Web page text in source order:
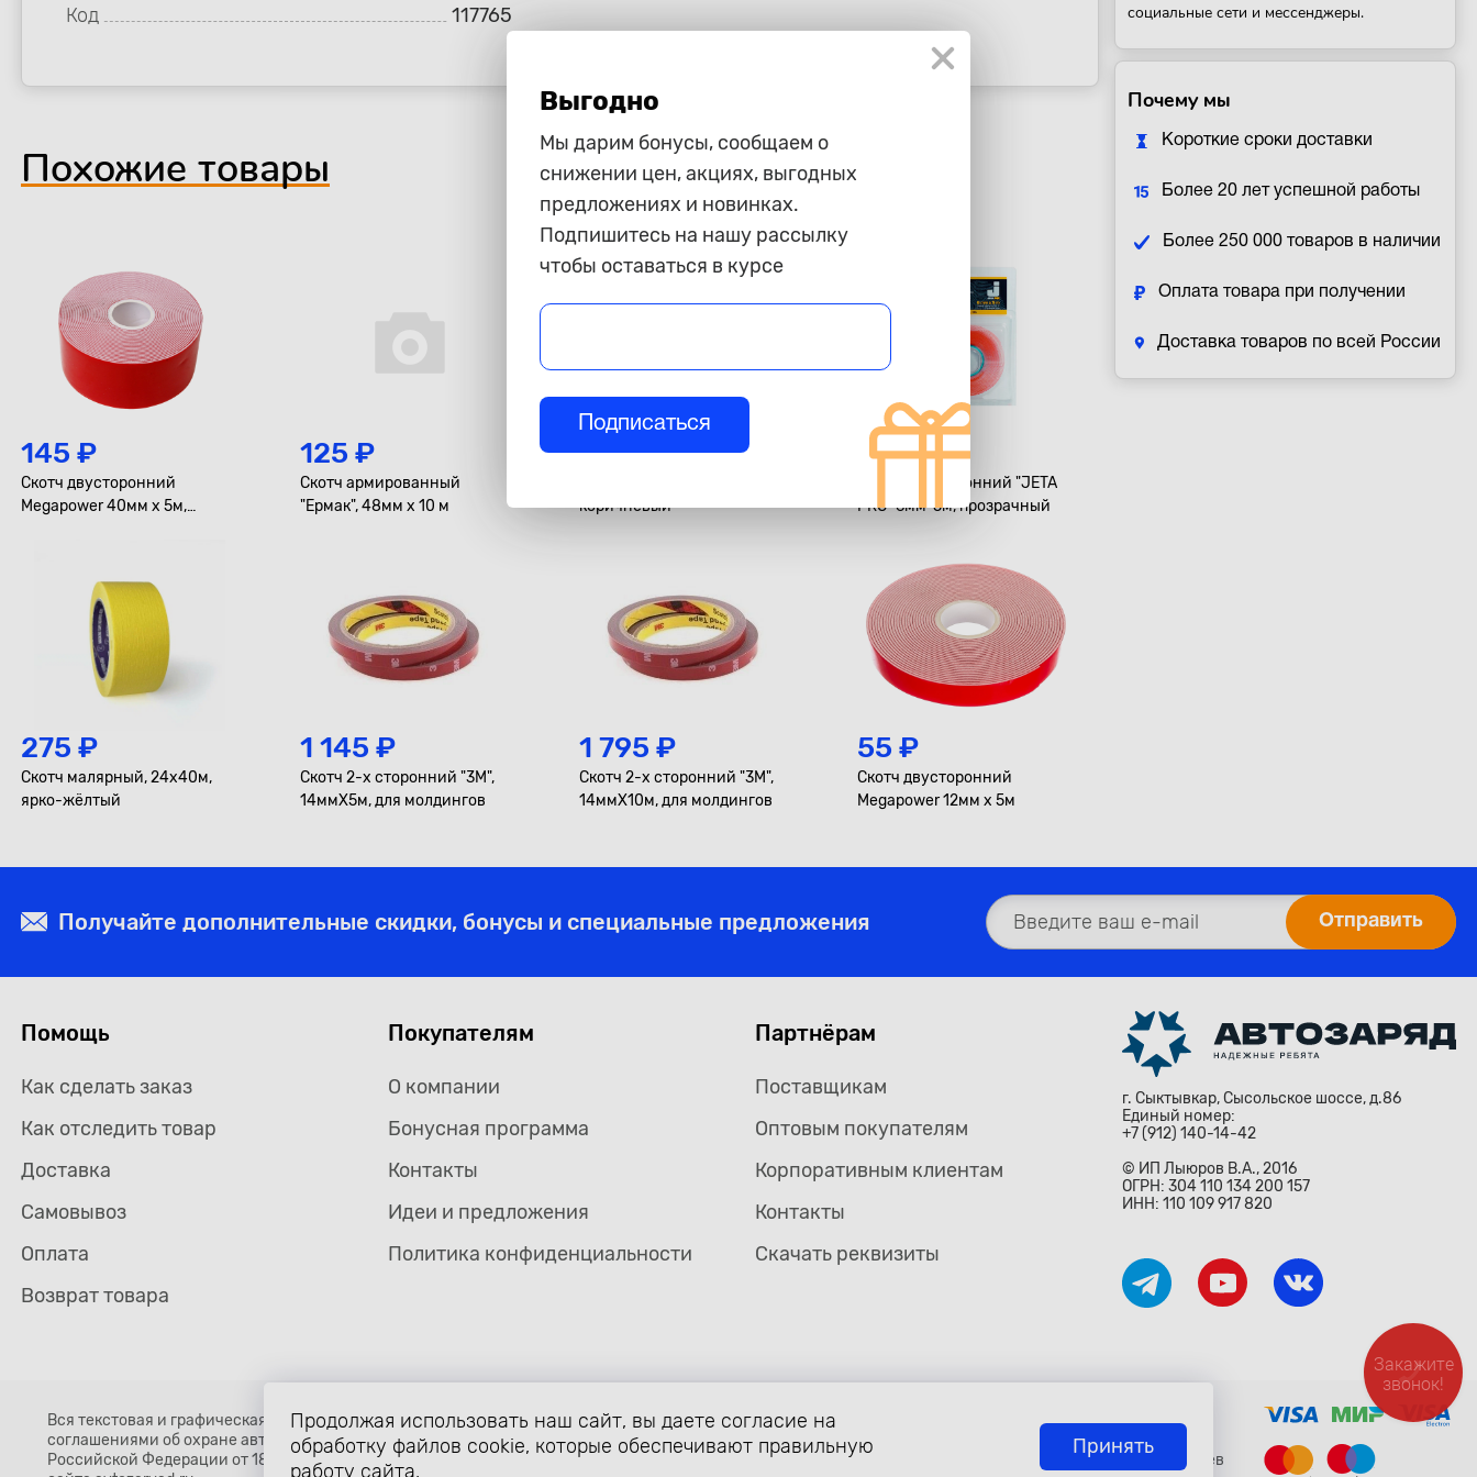
Код 117765
Похожие товары
145 ₽
Скотч двусторонний
Megapower 40мм x 5м,
125 ₽
Скотч армированный
"Ермак", 48мм х 10 м
285 ₽
коричневый
495 ₽
Скотч двусторонний "JETA
PRO" 6мм*5м, прозрачный
275 ₽
Скотч малярный, 24x40м,
ярко-жёлтый
1 145 ₽
Скотч 2-х сторонний "3М",
14ммХ5м, для молдингов
1 795 ₽
Скотч 2-х сторонний "3М",
14ммХ10м, для молдингов
55 ₽
Скотч двусторонний
Megapower 12мм x 5м
социальные сети и мессенджеры.
Почему мы
Короткие сроки доставки
Более 20 лет успешной работы
Более 250 000 товаров в наличии
Оплата товара при получении
Доставка товаров по всей России
Получайте дополнительные скидки, бонусы и специальные предложения
Помощь
Как сделать заказ
Как отследить товар
Доставка
Самовывоз
Оплата
Возврат товара
Покупателям
О компании
Бонусная программа
Контакты
Идеи и предложения
Политика конфиденциальности
Партнёрам
Поставщикам
Оптовым покупателям
Корпоративным клиентам
Контакты
Скачать реквизиты
г. Сыктывкар, Сысольское шоссе, д.86
Единый номер:
+7 (912) 140-14-42
© ИП Лыюров В.А., 2016
ОГРН: 304 110 134 200 157
ИНН: 110 109 917 820
Вся текстовая и графическая информация, структура и оформление страницы avtozaryad.ru защищены российскими и международными законами и
соглашениями об охране авторских прав и интеллектуальной собственности (статьи 1259 и 1260 главы 70 «Авторское право» Гражданского Кодекса
Российской Федерации от 18 декабря 2006 года N 230-ФЗ). Использование любых материалов сайта разрешено только с письменного согласия владельцев
Продолжая использовать наш сайт, вы даете согласие на
обработку файлов cookie, которые обеспечивают правильную
работу сайта.
Выгодно
Мы дарим бонусы, сообщаем о
снижении цен, акциях, выгодных
предложениях и новинках.
Подпишитесь на нашу рассылку
чтобы оставаться в курсе
Подписаться
Закажите
звонок!